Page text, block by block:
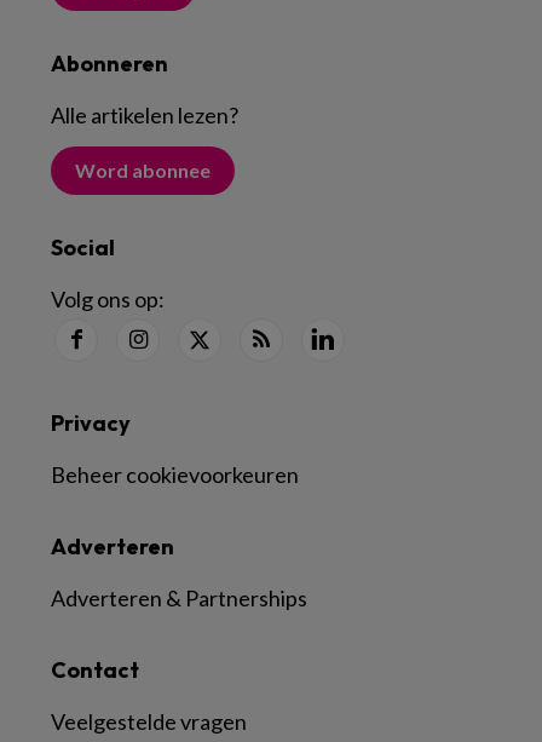
Abonneren
Alle artikelen lezen?
Word abonnee
Social
Volg ons op:
Contact
Veelgestelde vragen
Adverteren
Adverteren & Partnerships
Privacy
Beheer cookievoorkeuren